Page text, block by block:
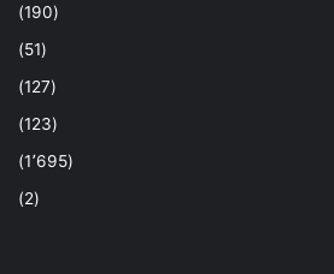
(190)
(51)
(127)
(123)
(1٬695)
(2)